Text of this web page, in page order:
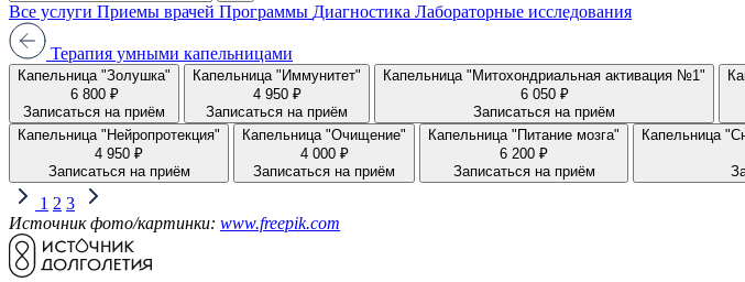
Все услуги Приемы врачей Программы Диагностика Лабораторные исследования
Терапия умными капельницами
Капельница "Золушка"
6 800 ₽
Записаться на приём
Капельница "Иммунитет"
4 950 ₽
Записаться на приём
Капельница "Митохондриальная активация №1"
6 050 ₽
Записаться на приём
Капельница "Нейропротекция"
4 950 ₽
Записаться на приём
Капельница "Очищение"
4 000 ₽
Записаться на приём
Капельница "Питание мозга"
6 200 ₽
Записаться на приём
Капельница
1 2 3
Источник фото/картинки: www.freepik.com